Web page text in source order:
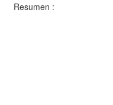
Resumen :